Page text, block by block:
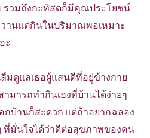
รวมถึงกะทิสดก็มีคุณประโยชน์
านแต่กินในปริมาณพอเหมาะ
ะ
มดูแลเธอผู้แสนดีที่อยู่ข้างกาย
มารถทำกินเองที่บ้านได้ง่ายๆ
บ้านก็สะดวก แต่ถ้าอยากฉลอง
ที่มั่นใจได้ว่าดีต่อสุขภาพของคน